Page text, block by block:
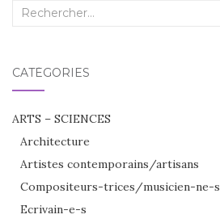
Recherche
CATÉGORIES
ARTS – SCIENCES
Architecture
Artistes contemporains/artisans
Compositeurs-trices/musicien-ne-s
Ecrivain-e-s